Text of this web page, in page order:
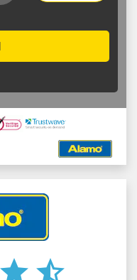
star star_half